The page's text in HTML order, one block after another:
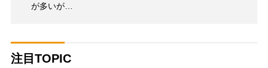
が多いが…
注目TOPIC